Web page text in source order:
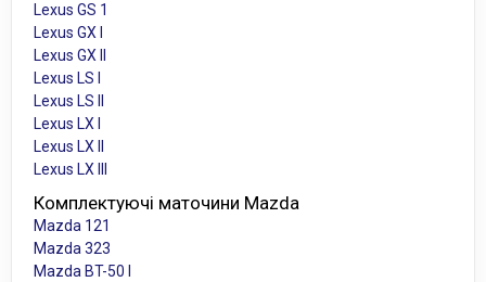
Lexus GS 1
Lexus GX I
Lexus GX II
Lexus LS I
Lexus LS II
Lexus LX I
Lexus LX II
Lexus LX III
Комплектуючі маточини Mazda
Mazda 121
Mazda 323
Mazda BT-50 I